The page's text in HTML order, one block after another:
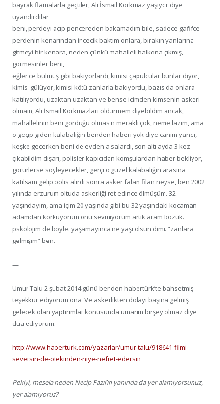
bayrak flamalarla geçtiler, Ali İsmail Korkmaz yaşıyor diye
uyandırdılar
beni, perdeyi açıp pencereden bakamadım bile, sadece gafifce
perdenin kenarından incecik baktım onlara, bırakın yanlarına
gitmeyi bir kenara, neden çünkü mahalleli balkona çıkmış,
görmesinler beni,
eğlence bulmuş gibi bakıyorlardı, kimisi çapulcular bunlar diyor,
kimisi gülüyor, kimisi kötü zanlarla bakıyordu, bazısıda onlara
katılıyordu, uzaktan uzaktan ve bense içimden kimsenin askeri
olmam, Ali İsmail Korkmazları öldürmem diyebildim ancak,
mahallelinin beni gördüğü olmasın meraklı çok, neme lazım, ama
o geçip giden kalabalığın benden haberi yok diye canım yandı,
keşke geçerken beni de evden alsalardı, son altı ayda 3 kez
çıkabildim dışarı, polisler kapıcıdan komşulardan haber bekliyor,
görürlerse söyleyecekler, gerçi o güzel kalabalığın arasına
katılsam gelip polis alırdı sonra asker falan filan neyse, ben 2002
yılında erzurum oltuda askerliği ret edince ölmüşüm. 32
yaşındayım, ama içim 20 yaşında gibi bu 32 yaşındaki kocaman
adamdan korkuyorum onu sevmiyorum artık aram bozuk.
pskolojim de böyle. yaşamayınca ne yaşı olsun dimi. “zanlara
gelmişim” ben.
—
Umur Talu 2 şubat 2014 günü benden habertürk’te bahsetmiş
teşekkür ediyorum ona. Ve askerlikten dolayı başına gelmiş
gelecek olan yaptırımlar konusunda umarım birşey olmaz diye
dua ediyorum.
http://www.haberturk.com/yazarlar/umur-talu/918641-filmi-
seversin-de-otekinden-niye-nefret-edersin
Pekiyi, mesela neden Necip Fazıl’ın yanında da yer alamıyorsunuz,
yer alamıyoruz?